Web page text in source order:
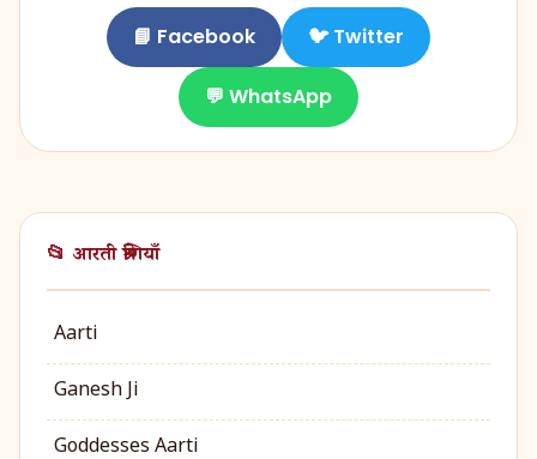
📘 Facebook 🐦 Twitter
💬 WhatsApp
📂 आरती श्रेणियाँ
Aarti
Ganesh Ji
Goddesses Aarti